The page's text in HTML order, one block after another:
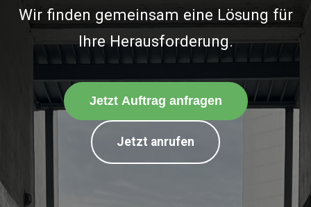
Wir finden gemeinsam eine Lösung für
Ihre Herausforderung.
Jetzt Auftrag anfragen
Jetzt anrufen